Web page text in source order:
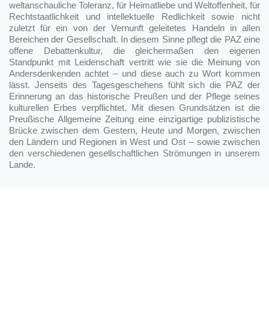
weltanschauliche Toleranz, für Heimatliebe und Weltoffenheit, für
Rechtstaatlichkeit und intellektuelle Redlichkeit sowie nicht
zuletzt für ein von der Vernunft geleitetes Handeln in allen
Bereichen der Gesellschaft. In diesem Sinne pflegt die PAZ eine
offene Debattenkultur, die gleichermaßen den eigenen
Standpunkt mit Leidenschaft vertritt wie sie die Meinung von
Andersdenkenden achtet – und diese auch zu Wort kommen
lässt. Jenseits des Tagesgeschehens fühlt sich die PAZ der
Erinnerung an das historische Preußen und der Pflege seines
kulturellen Erbes verpflichtet. Mit diesen Grundsätzen ist die
Preußische Allgemeine Zeitung eine einzigartige publizistische
Brücke zwischen dem Gestern, Heute und Morgen, zwischen
den Ländern und Regionen in West und Ost – sowie zwischen
den verschiedenen gesellschaftlichen Strömungen in unserem
Lande.